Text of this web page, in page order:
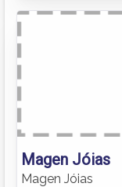
Magen Jóias
Magen Jóias